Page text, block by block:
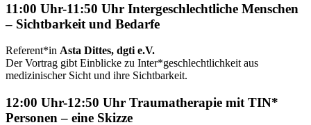
11:00 Uhr-11:50 Uhr Intergeschlechtliche Menschen
– Sichtbarkeit und Bedarfe
Referent*in Asta Dittes, dgti e.V.
Der Vortrag gibt Einblicke zu Inter*geschlechtlichkeit aus
medizinischer Sicht und ihre Sichtbarkeit.
12:00 Uhr-12:50 Uhr Traumatherapie mit TIN*
Personen – eine Skizze